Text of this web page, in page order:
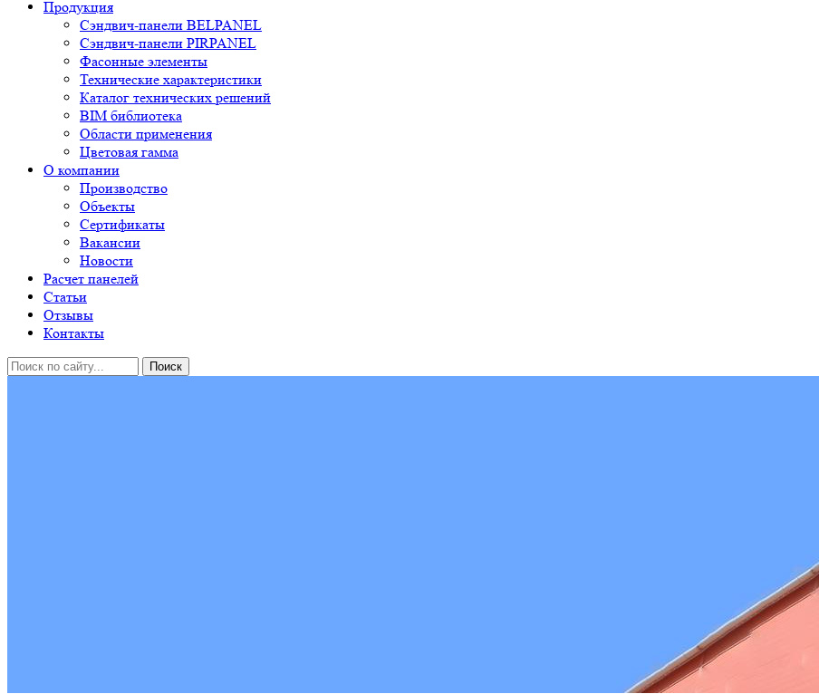
Продукция
Сэндвич-панели BELPANEL
Сэндвич-панели PIRPANEL
Фасонные элементы
Технические характеристики
Каталог технических решений
BIM библиотека
Области применения
Цветовая гамма
О компании
Производство
Объекты
Сертификаты
Вакансии
Новости
Расчет панелей
Статьи
Отзывы
Контакты